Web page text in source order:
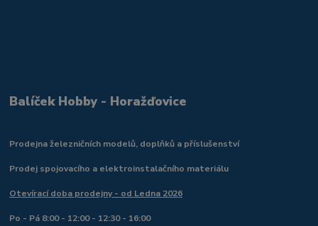
Balíček Hobby - Horažďovice
Prodejna železničních modelů, doplňků a příslušenství
Prodej spojovacího a elektroinstalačního materiálu
Otevírací doba prodejny - od Ledna 2026
Po - Pá 8:00 - 12:00 - 12:30 - 16:00